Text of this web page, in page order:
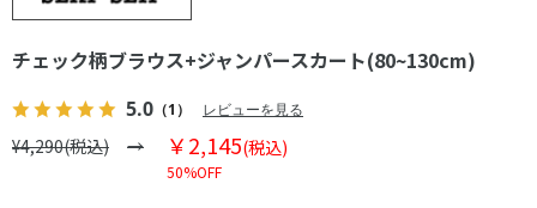
チェック柄ブラウス+ジャンパースカート(80~130cm)
5.0 （1） レビューを見る
¥4,290(税込) ￥2,145(税込)
50%OFF